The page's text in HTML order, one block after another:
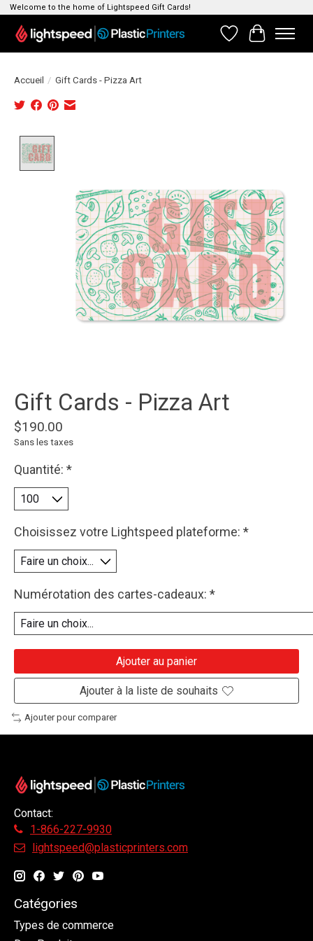
Welcome to the home of Lightspeed Gift Cards!
Liste de souhaits
Panier
Accueil / Gift Cards - Pizza Art
Gift Cards - Pizza Art
$190.00
Sans les taxes
Quantité: *
Choisissez votre Lightspeed plateforme: *
Numérotation des cartes-cadeaux: *
Ajouter au panier
Ajouter à la liste de souhaits
Ajouter pour comparer
Contact:
1-866-227-9930
lightspeed@plasticprinters.com
Catégories
Types de commerce